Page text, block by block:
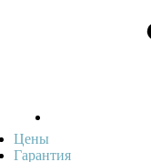
Цены
Гарантия